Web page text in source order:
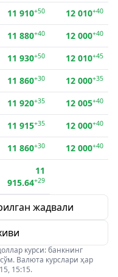
11 910+50 12 010+40
11 880+40 12 000+40
11 930+50 12 010+45
11 860+30 12 000+35
11 920+35 12 005+40
11 915+35 12 000+40
11 860+30 12 000+40
11
915.64+29
жадвали
курси: банкнинг
Валюта курслари ҳар
15:15.